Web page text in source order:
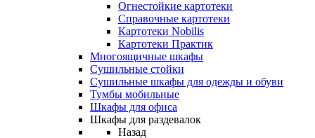
Огнестойкие картотеки
Справочные картотеки
Картотеки Nobilis
Картотеки Практик
Многоящичные шкафы
Сушильные стойки
Сушильные шкафы для одежды и обуви
Тумбы мобильные
Шкафы для офиса
Шкафы для раздевалок
Назад